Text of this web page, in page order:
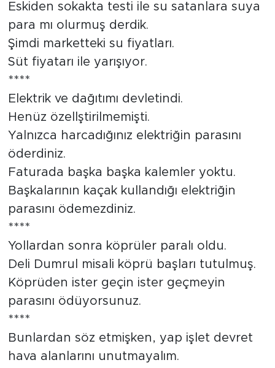
Eskiden sokakta testi ile su satanlara suya
para mı olurmuş derdik.
Şimdi marketteki su fiyatları.
Süt fiyatarı ile yarışıyor.
****
Elektrik ve dağıtımı devletindi.
Henüz özellştirilmemişti.
Yalnızca harcadığınız elektriğin parasını
öderdiniz.
Faturada başka başka kalemler yoktu.
Başkalarının kaçak kullandığı elektriğin
parasını ödemezdiniz.
****
Yollardan sonra köprüler paralı oldu.
Deli Dumrul misali köprü başları tutulmuş.
Köprüden ister geçin ister geçmeyin
parasını ödüyorsunuz.
****
Bunlardan söz etmişken, yap işlet devret
hava alanlarını unutmayalım.